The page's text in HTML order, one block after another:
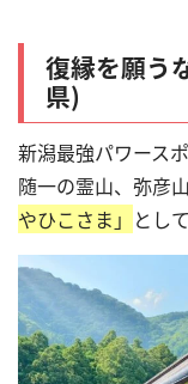
復縁を願う
県)
新潟最強パワース
随一の霊山、弥彦
やひこさま」 とし